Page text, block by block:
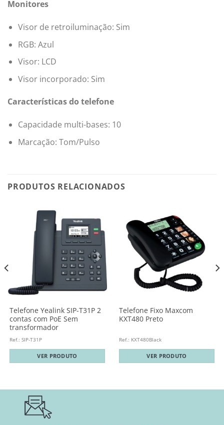
Monitores
Visor de retroiluminação: Sim
RGB: Azul
Visor: LCD
Visor incorporado: Sim
Características do telefone
Capacidade multi-bases: 10
Marcação: Tom/Pulso
PRODUTOS RELACIONADOS
Telefone Yealink SIP-T31P 2
contas com PoE Sem
transformador
Ref.: SIP-T31P
VER PRODUTO
Telefone Fixo Maxcom
KXT480 Preto
Ref.: KXT480Black
VER PRODUTO